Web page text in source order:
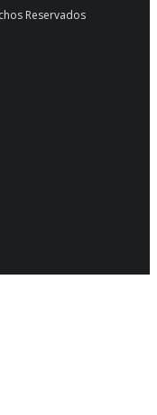
Reservados